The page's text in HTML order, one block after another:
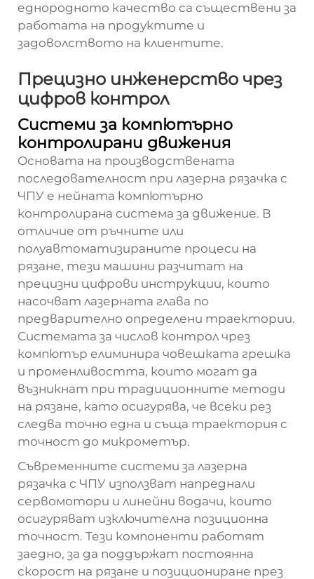
еднородното качество са съществени за
работата на продуктите и
задоволството на клиентите.
Прецизно инженерство чрез
цифров контрол
Системи за компютърно
контролирани движения
Основата на производствената
последователност при лазерна рязачка с
ЧПУ е нейната компютърно
контролирана система за движение. В
отличие от ръчните или
полуавтоматизираните процеси на
рязане, тези машини разчитат на
прецизни цифрови инструкции, които
насочват лазерната глава по
предварително определени траектории.
Системата за числов контрол чрез
компютър елиминира човешката грешка
и променливостта, които могат да
възникнат при традиционните методи
на рязане, като осигурява, че всеки рез
следва точно една и съща траектория с
точност до микрометър.
Съвременните системи за лазерна
рязачка с ЧПУ използват напреднали
сервомотори и линейни водачи, които
осигуряват изключителна позиционна
точност. Тези компоненти работят
заедно, за да поддържат постоянна
скорост на рязане и позициониране през